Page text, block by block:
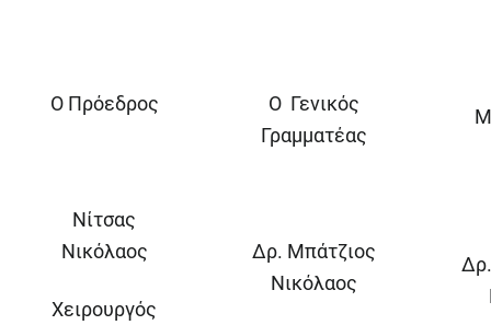
Ο Πρόεδρος
Νίτσας
Νικόλαος
Χειρουργός
Ο Γενικός
Γραμματέας
Δρ. Μπάτζιος
Νικόλαος